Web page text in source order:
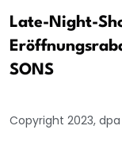
Late-Night-
SONS
Copyright 2023,